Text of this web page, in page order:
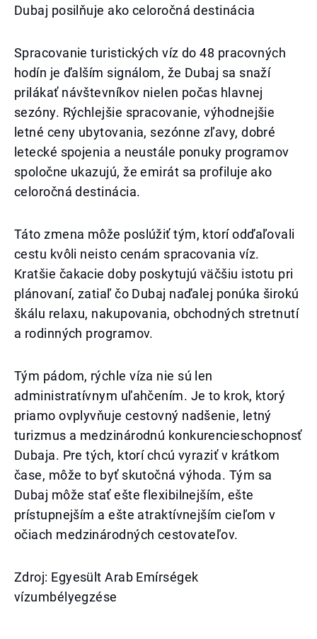
Dubaj posilňuje ako celoročná destinácia
Spracovanie turistických víz do 48 pracovných
hodín je ďalším signálom, že Dubaj sa snaží
prilákať návštevníkov nielen počas hlavnej
sezóny. Rýchlejšie spracovanie, výhodnejšie
letné ceny ubytovania, sezónne zľavy, dobré
letecké spojenia a neustále ponuky programov
spoločne ukazujú, že emirát sa profiluje ako
celoročná destinácia.
Táto zmena môže poslúžiť tým, ktorí odďaľovali
cestu kvôli neisto cenám spracovania víz.
Kratšie čakacie doby poskytujú väčšiu istotu pri
plánovaní, zatiaľ čo Dubaj naďalej ponúka širokú
škálu relaxu, nakupovania, obchodných stretnutí
a rodinných programov.
Tým pádom, rýchle víza nie sú len
administratívnym uľahčením. Je to krok, ktorý
priamo ovplyvňuje cestovný nadšenie, letný
turizmus a medzinárodnú konkurencieschopnosť
Dubaja. Pre tých, ktorí chcú vyraziť v krátkom
čase, môže to byť skutočná výhoda. Tým sa
Dubaj môže stať ešte flexibilnejším, ešte
prístupnejším a ešte atraktívnejším cieľom v
očiach medzinárodných cestovateľov.
Zdroj: Egyesült Arab Emírségek
vízumbélyegzése